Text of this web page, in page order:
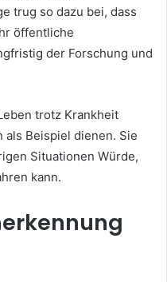
trug so dazu bei, dass
öffentliche
der Forschung und
trotz Krankheit
Beispiel dienen. Sie
Situationen Würde,
kann.